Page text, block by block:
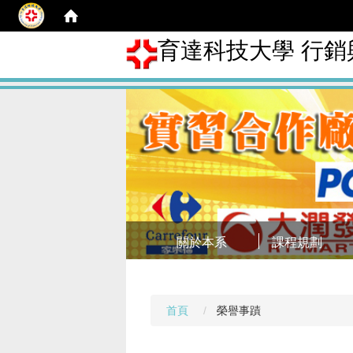
育達科技大學 行
關於本系 課程規劃
首頁 榮譽事蹟